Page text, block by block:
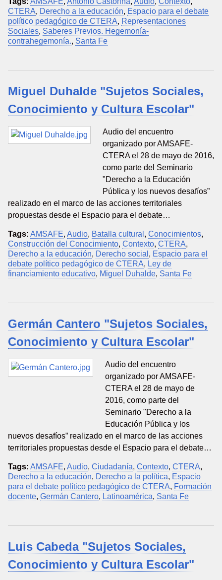
CTERA, Derecho a la educación, Espacio para el debate
político pedagógico de CTERA, Representaciones
Sociales, Saberes Previos. Hegemonía-
contrahegemonía., Santa Fe
Miguel Duhalde "Sujetos Sociales,
Conocimiento y Cultura Escolar"
Audio del encuentro
organizado por AMSAFE-
CTERA el 28 de mayo de 2016,
como parte del Seminario
"Derecho a la Educación
Pública y los nuevos desafíos”
realizado en el marco de las acciones territoriales
propuestas desde el Espacio para el debate…
Tags: AMSAFE, Audio, Batalla cultural , Conocimientos,
Construcción del Conocimiento, Contexto, CTERA,
Derecho a la educación, Derecho social , Espacio para el
debate político pedagógico de CTERA, Ley de
financiamiento educativo, Miguel Duhalde, Santa Fe
Germán Cantero "Sujetos Sociales,
Conocimiento y Cultura Escolar"
Audio del encuentro
organizado por AMSAFE-
CTERA el 28 de mayo de
2016, como parte del
Seminario "Derecho a la
Educación Pública y los
nuevos desafíos” realizado en el marco de las acciones
territoriales propuestas desde el Espacio para el debate…
Tags: AMSAFE, Audio, Ciudadanía, Contexto, CTERA,
Derecho a la educación, Derecho a la política, Espacio
para el debate político pedagógico de CTERA, Formación
docente, Germán Cantero, Latinoamérica, Santa Fe
Luis Cabeda "Sujetos Sociales,
Conocimiento y Cultura Escolar"